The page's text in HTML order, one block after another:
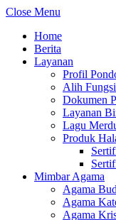
Close Menu
Home
Berita
Layanan
Profil
Alih
Dokumen
Layanan
Lagu
Produk
Mimbar Agama
Agama
Agama
Agama